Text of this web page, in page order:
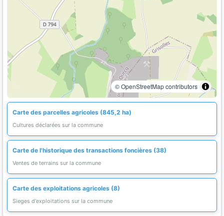
© OpenStreetMap contributors
Carte des parcelles agricoles (845,2 ha)
Cultures déclarées sur la commune
Carte de l'historique des transactions foncières (38)
Ventes de terrains sur la commune
Carte des exploitations agricoles (8)
Sieges d'exploitations sur la commune